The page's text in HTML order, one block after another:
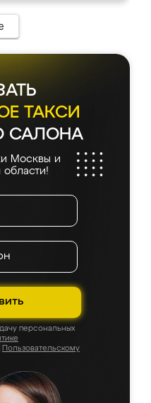
место без
осталась
так, как и ожидала.
ТАКСИ
САЛОНА
Москвы и
области!
персональных
Пользовательскому